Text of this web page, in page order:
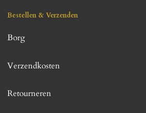
Bestellen & Verzenden
Borg
Verzendkosten
Retourneren